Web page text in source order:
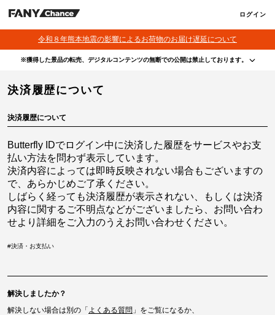
ログイン
令和８年熊本地震の影響によるお荷物のお届け遅延について
※獲得した景品の転売、デジタルコンテンツの無断での公開は禁止しております。
為は禁止しております。
・本サービスで獲得された動画･画像･ボイス等のデジタルコンテンツは、出品者が著作権を有
ます。
・当選権利は当選者ご本人のみ有効となります。当選権利の譲渡、オークション等への出品、
決済履歴について
決済履歴について
Butterfly IDでログイン中に決済した履歴をサービスやお支
払い方法を問わず表示しています。
決済内容によっては即時反映されない場合もございますの
で、あらかじめご了承ください。
しばらく経っても決済履歴が表示されない、もしくは決済
内容に関するご不明点などがございましたら、 お問い合わ
せより詳細をご入力のうえお問い合わせください。
#決済・お支払い
解決しましたか？
解決しない場合は別の「 よくある質問 」をご覧になるか、